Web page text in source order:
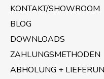
KONTAKT/SHOWROOM
BLOG
DOWNLOADS
ZAHLUNGSMETHODEN
ABHOLUNG +